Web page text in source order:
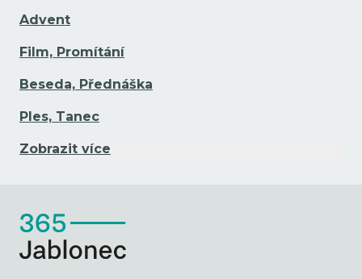
Advent
Film, Promítání
Beseda, Přednáška
Ples, Tanec
Zobrazit více